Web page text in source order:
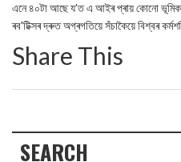
এনে ৪০টা আছে য’ত এ আইৰ প্ৰায় কোনো
ৰব'টিক্সৰ দ্ৰুত অগ্ৰগতিয়ে সঁচাকৈয়ে বিশ্বৰ
Share This
SEARCH